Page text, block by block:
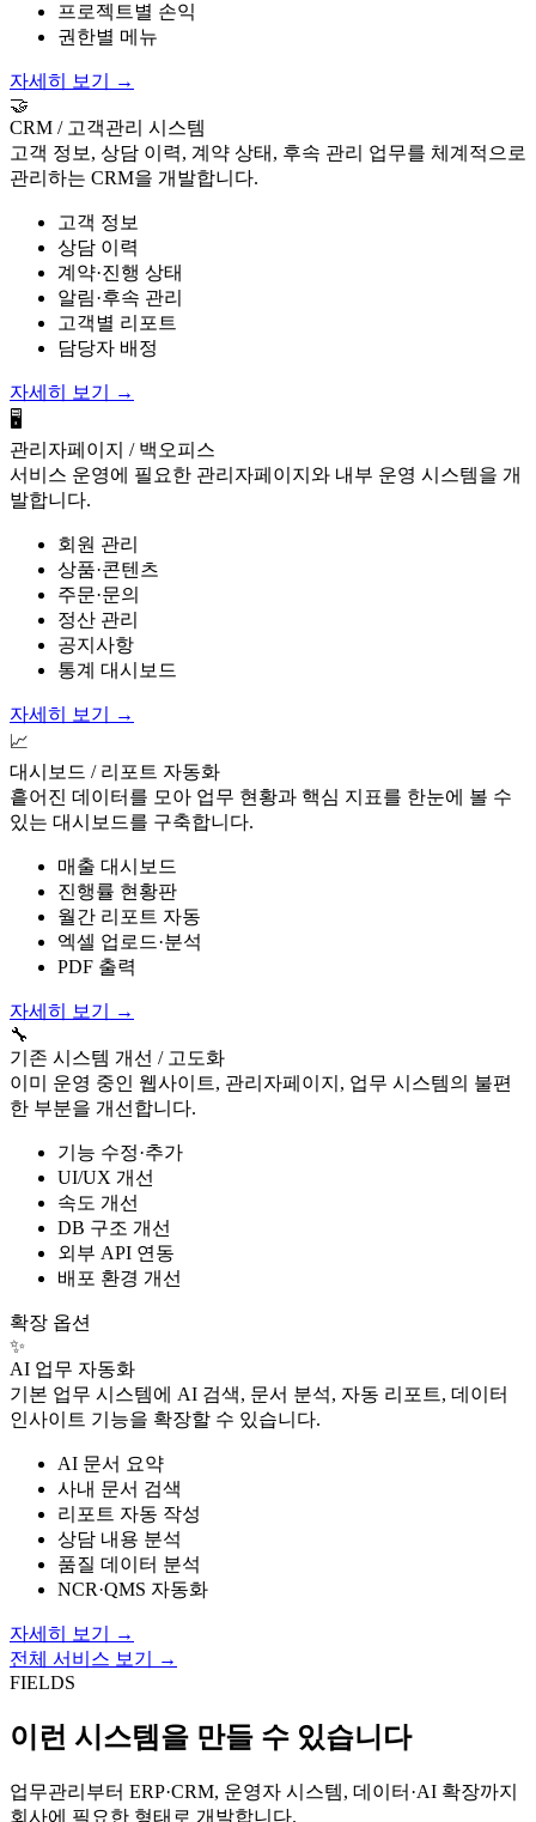
프로젝트별 손익
권한별 메뉴
자세히 보기
→
🤝
CRM / 고객관리 시스템
고객 정보, 상담 이력, 계약 상태, 후속 관리 업무를 체계적으로
관리하는 CRM을 개발합니다.
고객 정보
상담 이력
계약·진행 상태
알림·후속 관리
고객별 리포트
담당자 배정
자세히 보기
→
🖥️
관리자페이지 / 백오피스
서비스 운영에 필요한 관리자페이지와 내부 운영 시스템을 개
발합니다.
회원 관리
상품·콘텐츠
주문·문의
정산 관리
공지사항
통계 대시보드
자세히 보기
→
📈
대시보드 / 리포트 자동화
흩어진 데이터를 모아 업무 현황과 핵심 지표를 한눈에 볼 수
있는 대시보드를 구축합니다.
매출 대시보드
진행률 현황판
월간 리포트 자동
엑셀 업로드·분석
PDF 출력
자세히 보기
→
🔧
기존 시스템 개선 / 고도화
이미 운영 중인 웹사이트, 관리자페이지, 업무 시스템의 불편
한 부분을 개선합니다.
기능 수정·추가
UI/UX 개선
속도 개선
DB 구조 개선
외부 API 연동
배포 환경 개선
확장 옵션
✨
AI 업무 자동화
기본 업무 시스템에 AI 검색, 문서 분석, 자동 리포트, 데이터
인사이트 기능을 확장할 수 있습니다.
AI 문서 요약
사내 문서 검색
리포트 자동 작성
상담 내용 분석
품질 데이터 분석
NCR·QMS 자동화
자세히 보기
→
전체 서비스 보기
→
FIELDS
이런 시스템을 만들 수 있습니다
업무관리부터 ERP·CRM, 운영자 시스템, 데이터·AI 확장까지
회사에 필요한 형태로 개발합니다.